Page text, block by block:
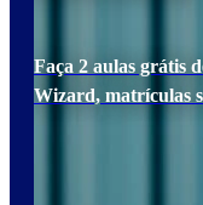
Faça 2 aulas grátis
Wizard, matrículas